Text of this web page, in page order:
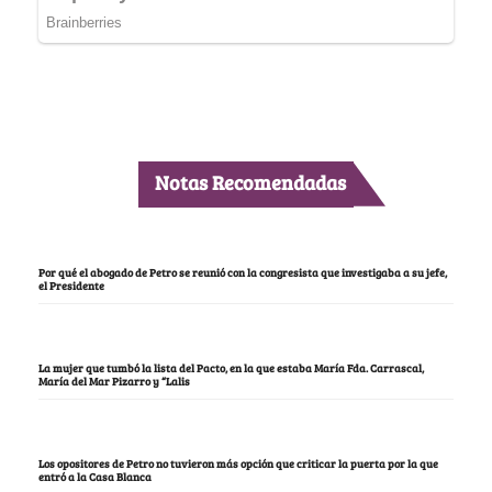
Notas Recomendadas
Por qué el abogado de Petro se reunió con la congresista que investigaba a su jefe,
el Presidente
La mujer que tumbó la lista del Pacto, en la que estaba María Fda. Carrascal,
María del Mar Pizarro y “Lalis
Los opositores de Petro no tuvieron más opción que criticar la puerta por la que
entró a la Casa Blanca